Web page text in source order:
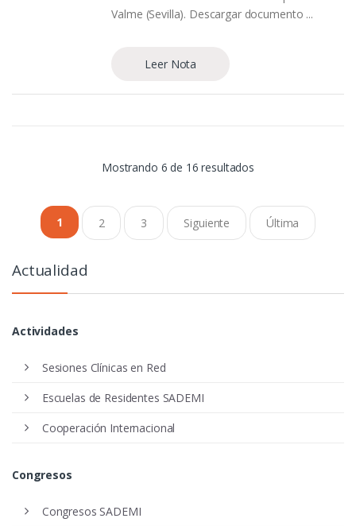
Valme (Sevilla). Descargar documento ...
Leer Nota
Mostrando 6 de 16 resultados
1 2 3 Siguiente Última
Actualidad
Actividades
Sesiones Clínicas en Red
Escuelas de Residentes SADEMI
Cooperación Internacional
Congresos
Congresos SADEMI